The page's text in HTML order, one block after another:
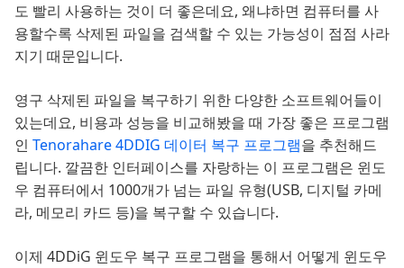
도 빨리 사용하는 것이 더 좋은데요, 왜냐하면 컴퓨터를 사
용할수록 삭제된 파일을 검색할 수 있는 가능성이 점점 사라
지기 때문입니다.
영구 삭제된 파일을 복구하기 위한 다양한 소프트웨어들이
있는데요, 비용과 성능을 비교해봤을 때 가장 좋은 프로그램
인 Tenorahare 4DDIG 데이터 복구 프로그램을 추천해드
립니다. 깔끔한 인터페이스를 자랑하는 이 프로그램은 윈도
우 컴퓨터에서 1000개가 넘는 파일 유형(USB, 디지털 카메
라, 메모리 카드 등)을 복구할 수 있습니다.
이제 4DDiG 윈도우 복구 프로그램을 통해서 어떻게 윈도우